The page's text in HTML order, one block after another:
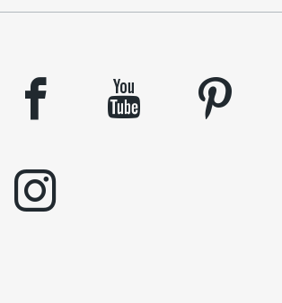
facebook youtube pinterest
instagram